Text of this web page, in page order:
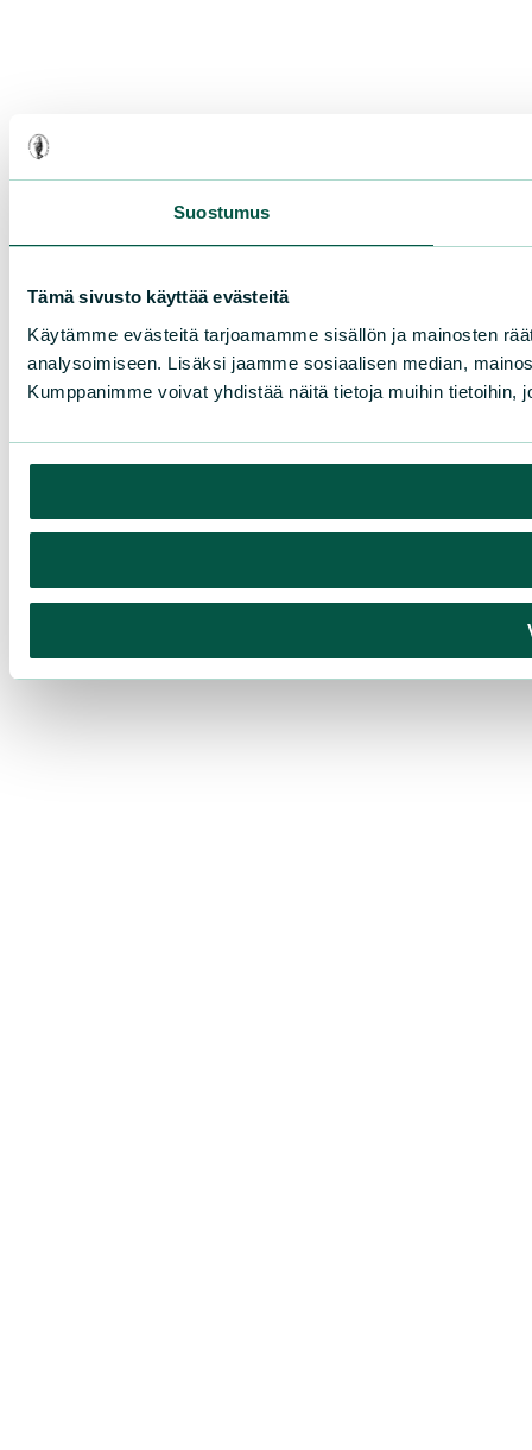
Suostumus
Tämä sivusto käyttää evästeitä
Käytämme evästeitä tarjoamamme sisällön ja mainosten
analysoimiseen. Lisäksi jaamme sosiaalisen median,
Kumppanimme voivat yhdistää näitä tietoja muihin tietoihin,